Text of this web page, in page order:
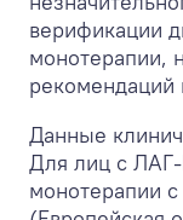
верификации
монотерапии,
рекомендаций
Данные
Для лиц с
монотерапии